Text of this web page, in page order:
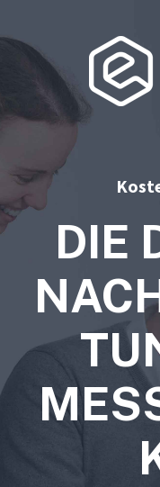
DIE